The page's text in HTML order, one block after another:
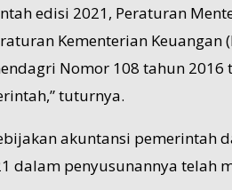
edisi 2021, Peraturan
Kementerian
Nomor 108 tahun
tuturnya.
akuntansi
dalam penyusunannya telah